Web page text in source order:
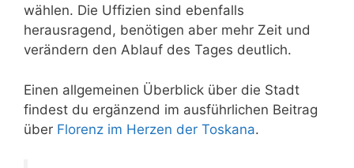
wählen. Die Uffizien sind ebenfalls
herausragend, benötigen aber mehr Zeit und
verändern den Ablauf des Tages deutlich.
Einen allgemeinen Überblick über die Stadt
findest du ergänzend im ausführlichen Beitrag
über Florenz im Herzen der Toskana.